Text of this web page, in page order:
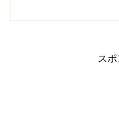
ス